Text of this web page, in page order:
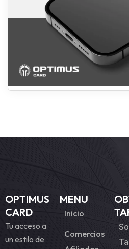
OPTIMUS
CARD
Tu acceso a
un estilo de
MENU
Inicio
Comercios